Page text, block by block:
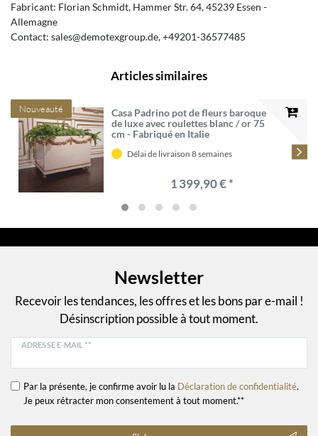
Fabricant: Florian Schmidt Hammer Str.64 45239 Essen
Allemagne
Contact: sales@demotexgroup.de +49201-36577485
Articles similaires
Nouveauté
Casa Padrino pot de fleurs baroque
de luxe avec roulettes blanc / or 75
cm - Fabriqué en Italie
Délai de livraison 8 semaines
1 399,90 € *
Newsletter
Recevoir les tendances, les offres et les bons par e-mail !
Désinscription possible à tout moment.
ADRESSE E-MAIL **
Par la présente, je confirme avoir lu la Déclaration de confidentialité.
Je peux rétracter mon consentement à tout moment.**